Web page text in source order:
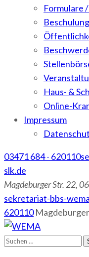
Formulare
Haus- &
Online-
Impressum
03471 684 - 620110
slk.de
Magdeburger Str. 22,
sekretariat-bbs-
620110
WEMA
BbS I des
Suchen